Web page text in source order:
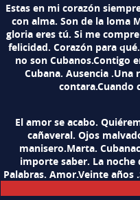
Estas en mi corazón
con alma. Son de la loma
gloria eres tú. Si me
felicidad. Corazón para
no son Cubanos.Contigo
Cubana. Ausencia .Una
contara.Cuando
El amor se acabo.
cañaveral. Ojos
manisero.Marta.
importe saber. La noche
Palabras. Amor.Veinte años